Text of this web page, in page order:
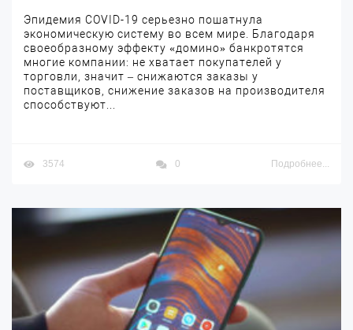
Эпидемия COVID-19 серьезно пошатнула
экономическую систему во всем мире. Благодаря
своеобразному эффекту «домино» банкротятся
многие компании: не хватает покупателей у
торговли, значит – снижаются заказы у
поставщиков, снижение заказов на производителя
способствуют...
3574 0 Подробнее...